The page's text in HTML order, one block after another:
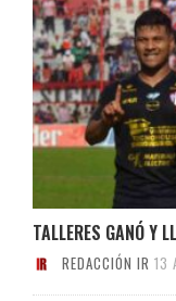
TALLERES GANÓ Y
REDACCIÓN IR 13